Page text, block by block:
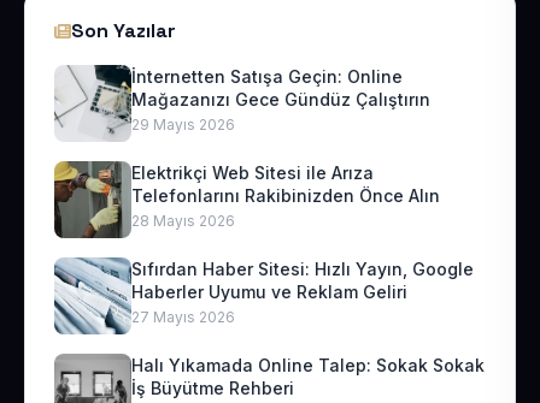
Son Yazılar
İnternetten Satışa Geçin: Online
Mağazanızı Gece Gündüz Çalıştırın
29 Mayıs 2026
Elektrikçi Web Sitesi ile Arıza
Telefonlarını Rakibinizden Önce Alın
28 Mayıs 2026
Sıfırdan Haber Sitesi: Hızlı Yayın, Google
Haberler Uyumu ve Reklam Geliri
27 Mayıs 2026
Halı Yıkamada Online Talep: Sokak Sokak
İş Büyütme Rehberi